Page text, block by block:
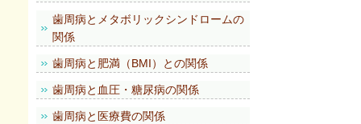
歯周病とメタボリックシンドロームの
関係
歯周病と肥満（BMI）との関係
歯周病と血圧・糖尿病の関係
歯周病と医療費の関係